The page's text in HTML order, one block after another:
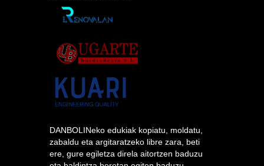
DANBOLINeko edukiak kopiatu, moldatu,
zabaldu eta argitaratzeko libre zara, beti
ere, gure egiletza direla aitortzen baduzu